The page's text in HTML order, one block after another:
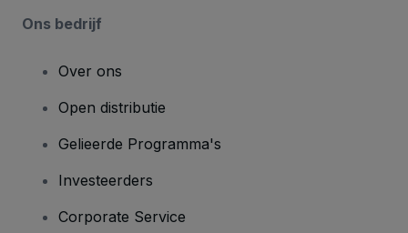
Ons bedrijf
Over ons
Open distributie
Gelieerde Programma's
Investeerders
Corporate Service